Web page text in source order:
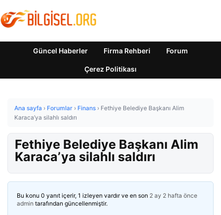
Güncel Haberler Firma Rehberi Forum
Çerez Politikası
Ana sayfa › Forumlar › Finans › Fethiye Belediye Başkanı Alim
Karaca’ya silahlı saldırı
Fethiye Belediye Başkanı Alim
Karaca’ya silahlı saldırı
Bu konu 0 yanıt içerir, 1 izleyen vardır ve en son 2 ay 2 hafta önce
admin tarafından güncellenmiştir.